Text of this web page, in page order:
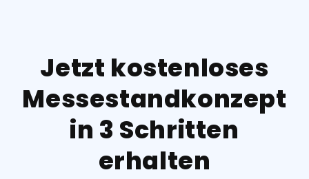
Jetzt kostenloses
Messestandkonzept
in 3 Schritten
erhalten